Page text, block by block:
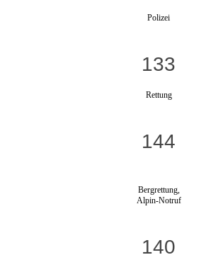
Polizei
133
Rettung
144
Bergrettung,
Alpin-Notruf
140